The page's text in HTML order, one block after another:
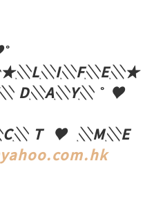
★░L░I░F░E░★
D░A░Y░ ˚ ♥
T ♥ ░M░E